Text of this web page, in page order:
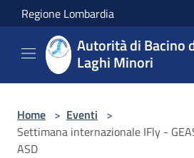
Salta al contenuto principale
Regione Lombardia
Autorità di Bacino
Laghi Minori
Home > Eventi >
Settimana internazionale IFly -
ASD